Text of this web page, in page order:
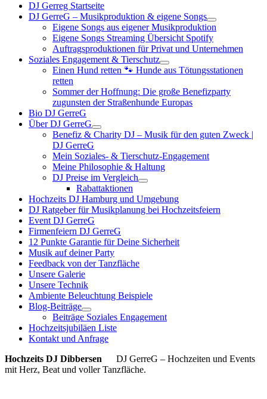
DJ Gerreg Startseite
DJ GerreG – Musikproduktion & eigene Songs
Eigene Songs aus eigener Musikproduktion
Eigene Songs Streaming Übersicht Spotify
Auftragsproduktionen für Privat und Unternehmen
Soziales Engagement & Tierschutz
Einen Hund retten 🐾 Hunde aus Tötungsstationen
retten
Sommer der Hoffnung: Die große Benefizparty
zugunsten der Straßenhunde Europas
Bio DJ GerreG
Über DJ GerreG
Benefiz & Charity DJ – Musik für den guten Zweck |
DJ GerreG
Mein Soziales- & Tierschutz-Engagement
Meine Philosophie & Haltung
DJ Preise im Vergleich
Rabattaktionen
Hochzeits DJ Hamburg und Umgebung
DJ Ratgeber für Musikplanung bei Hochzeitsfeiern
Event DJ GerreG
Firmenfeiern DJ GerreG
12 Punkte Garantie für Deine Sicherheit
Musik auf deiner Party
Feedback von der Tanzfläche
Unsere Galerie
Unsere Technik
Ambiente Beleuchtung Beispiele
Blog-Beiträge
Beiträge Soziales Engagement
Hochzeitsjubiläen Liste
Kontakt und Anfrage
Hochzeits DJ Dibbersen
DJ GerreG – Hochzeiten und Events
mit Herz, Beat und voller Tanzfläche.